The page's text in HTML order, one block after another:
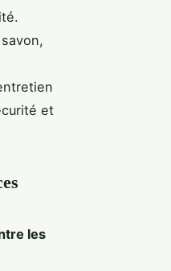
et
les